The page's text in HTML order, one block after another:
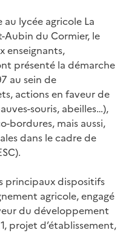
au lycée agricole La
Aubin du Cormier, le
enseignants,
présenté la démarche
au sein de
actions en faveur de
souris, abeilles…),
bordures, mais aussi,
dans le cadre de
principaux dispositifs
agricole, engagé
du développement
projet d’établissement,